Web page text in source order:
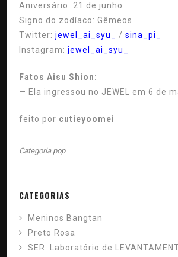
Aniversário: 21 de junho
Signo do zodíaco: Gêmeos
Twitter: jewel_ai_syu_ / sina_pi_
Instagram: jewel_ai_syu_
Fatos Aisu Shion:
— Ela ingressou no JEWEL em 6 de
feito por cutieyoomei
Categoria pop
CATEGORIAS
Meninos Bangtan
Preto Rosa
SER: Laboratório de